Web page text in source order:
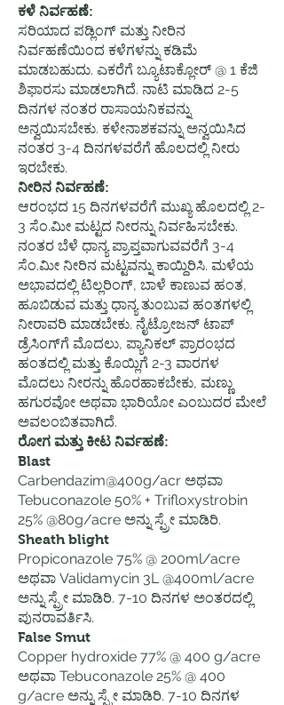
ಕಳೆ ನಿರ್ವಹಣೆ:
ಸರಿಯಾದ ಪಡ್ಲಿಂಗ್ ಮತ್ತು ನೀರಿನ
ನಿರ್ವಹಣೆಯಿಂದ ಕಳೆಗಳನ್ನು ಕಡಿಮೆ
ಮಾಡಬಹುದು. ಎಕರೆಗೆ ಬ್ಯೂಟಾಕ್ಲೋರ್ @ 1 ಕೆಜಿ
ಶಿಫಾರಸು ಮಾಡಲಾಗಿದೆ. ನಾಟಿ ಮಾಡಿದ 2-5
ದಿನಗಳ ನಂತರ ರಾಸಾಯನಿಕವನ್ನು
ಅನ್ವಯಿಸಬೇಕು. ಕಳೇನಾಶಕವನ್ನು ಅನ್ವಯಿಸಿದ
ನಂತರ 3-4 ದಿನಗಳವರೆಗೆ ಹೊಲದಲ್ಲಿ ನೀರು
ಇರಬೇಕು.
ನೀರಿನ ನಿರ್ವಹಣೆ:
ಆರಂಭದ 15 ದಿನಗಳವರೆಗೆ ಮುಖ್ಯ ಹೊಲದಲ್ಲಿ 2-
3 ಸೆಂ.ಮೀ ಮಟ್ಟದ ನೀರನ್ನು ನಿರ್ವಹಿಸಬೇಕು.
ನಂತರ ಬೆಳೆ ಧಾನ್ಯ ಪ್ರಾಪ್ತವಾಗುವವರೆಗೆ 3-4
ಸೆಂ.ಮೀ ನೀರಿನ ಮಟ್ಟವನ್ನು ಕಾಯ್ದಿರಿಸಿ. ಮಳೆಯ
ಅಭಾವದಲ್ಲಿ ಟಿಲ್ಲರಿಂಗ್, ಬಾಳೆ ಕಾಣುವ ಹಂತ,
ಹೂಬಿಡುವ ಮತ್ತು ಧಾನ್ಯ ತುಂಬುವ ಹಂತಗಳಲ್ಲಿ
ನೀರಾವರಿ ಮಾಡಬೇಕು. ನೈಟ್ರೋಜನ್ ಟಾಪ್
ಡ್ರೆಸಿಂಗ್‌ಗೆ ಮೊದಲು, ಪ್ಯಾನಿಕಲ್ ಪ್ರಾರಂಭದ
ಹಂತದಲ್ಲಿ ಮತ್ತು ಕೊಯ್ಲಿಗೆ 2-3 ವಾರಗಳ
ಮೊದಲು ನೀರನ್ನು ಹೊರಹಾಕಬೇಕು, ಮಣ್ಣು
ಹಗುರವೋ ಅಥವಾ ಭಾರಿಯೋ ಎಂಬುದರ ಮೇಲೆ
ಅವಲಂಬಿತವಾಗಿದೆ.
ರೋಗ ಮತ್ತು ಕೀಟ ನಿರ್ವಹಣೆ:
Blast
Carbendazim@400g/acr ಅಥವಾ
Tebuconazole 50% + Trifloxystrobin
25% @80g/acre ಅನ್ನು ಸ್ಪ್ರೇ ಮಾಡಿರಿ.
Sheath blight
Propiconazole 75% @ 200ml/acre
ಅಥವಾ Validamycin 3L @400ml/acre
ಅನ್ನು ಸ್ಪ್ರೇ ಮಾಡಿರಿ. 7-10 ದಿನಗಳ ಅಂತರದಲ್ಲಿ
ಪುನರಾವರ್ತಿಸಿ.
False Smut
Copper hydroxide 77% @ 400 g/acre
ಅಥವಾ Tebuconazole 25% @ 400
g/acre ಅನ್ನು ಸ್ಪ್ರೇ ಮಾಡಿರಿ. 7-10 ದಿನಗಳ